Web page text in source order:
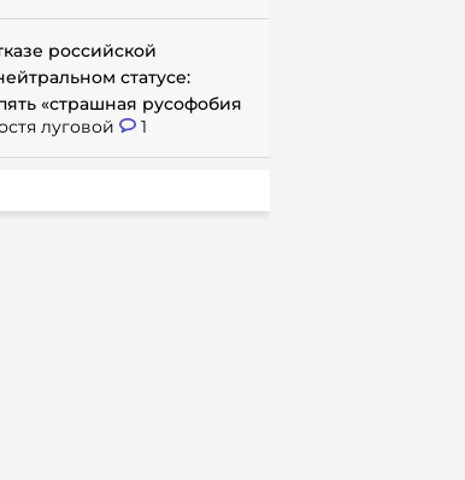
российской
статусе:
«страшная русофобия
луговой 1